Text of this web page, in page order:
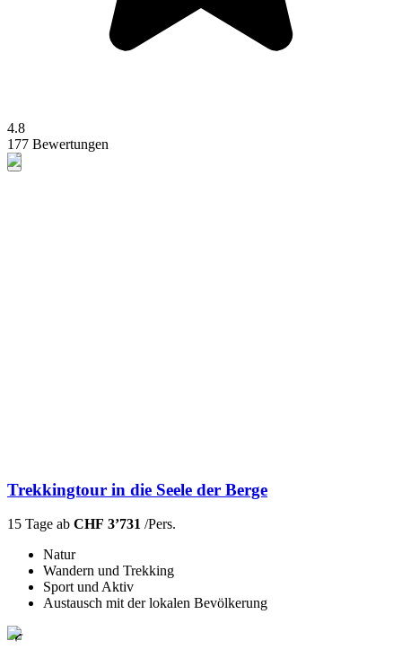
4.8
177 Bewertungen
Trekkingtour in die Seele der Berge
15 Tage ab CHF 3’731 /Pers.
Natur
Wandern und Trekking
Sport und Aktiv
Austausch mit der lokalen Bevölkerung